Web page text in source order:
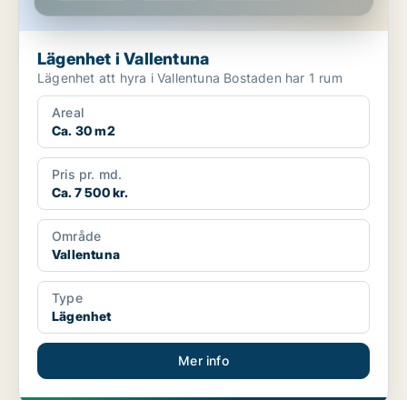
Lägenhet i Vallentuna
Lägenhet att hyra i Vallentuna Bostaden har 1 rum
Areal
Ca. 30 m2
Pris pr. md.
Ca. 7 500 kr.
Område
Vallentuna
Type
Lägenhet
Mer info